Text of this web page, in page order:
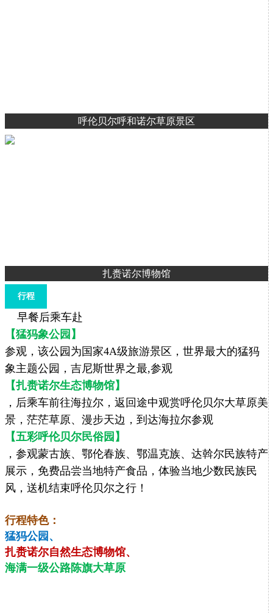
呼伦贝尔呼和诺尔草原景区
扎赉诺尔博物馆
行程
早餐后乘车赴
【猛犸象公园】
参观，该公园为国家4A级旅游景区，世界最大的猛犸
象主题公园，吉尼斯世界之最,参观
【扎赉诺尔生态博物馆】
，后乘车前往海拉尔，返回途中观赏呼伦贝尔大草原美
景，茫茫草原、漫步天边，到达海拉尔参观
【五彩呼伦贝尔民俗园】
，参观蒙古族、鄂伦春族、鄂温克族、达斡尔民族特产
展示，免费品尝当地特产食品，体验当地少数民族民
风，送机结束呼伦贝尔之行！
行程特色：
猛犸公园、
扎赉诺尔自然生态博物馆、
海满一级公路陈旗大草原